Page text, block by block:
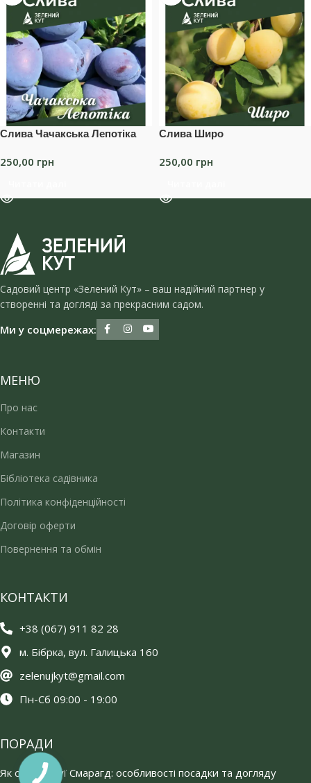
Слива Чачакська Лепотіка
250,00 грн
Слива Широ
250,00 грн
Садовий центр «Зелений Кут» – ваш надійний партнер у
створенні та догляді за прекрасним садом.
Ми у соцмережах:
МЕНЮ
Про нас
Контакти
Магазин
Бібліотека садівника
Політика конфіденційності
Договір оферти
Повернення та обмін
КОНТАКТИ
+38 (067) 911 82 28
м. Бібрка, вул. Галицька 160
zelenujkyt@gmail.com
Пн-Сб 09:00 - 19:00
ПОРАДИ
Як садити туї Смарагд: особливості посадки та догляду